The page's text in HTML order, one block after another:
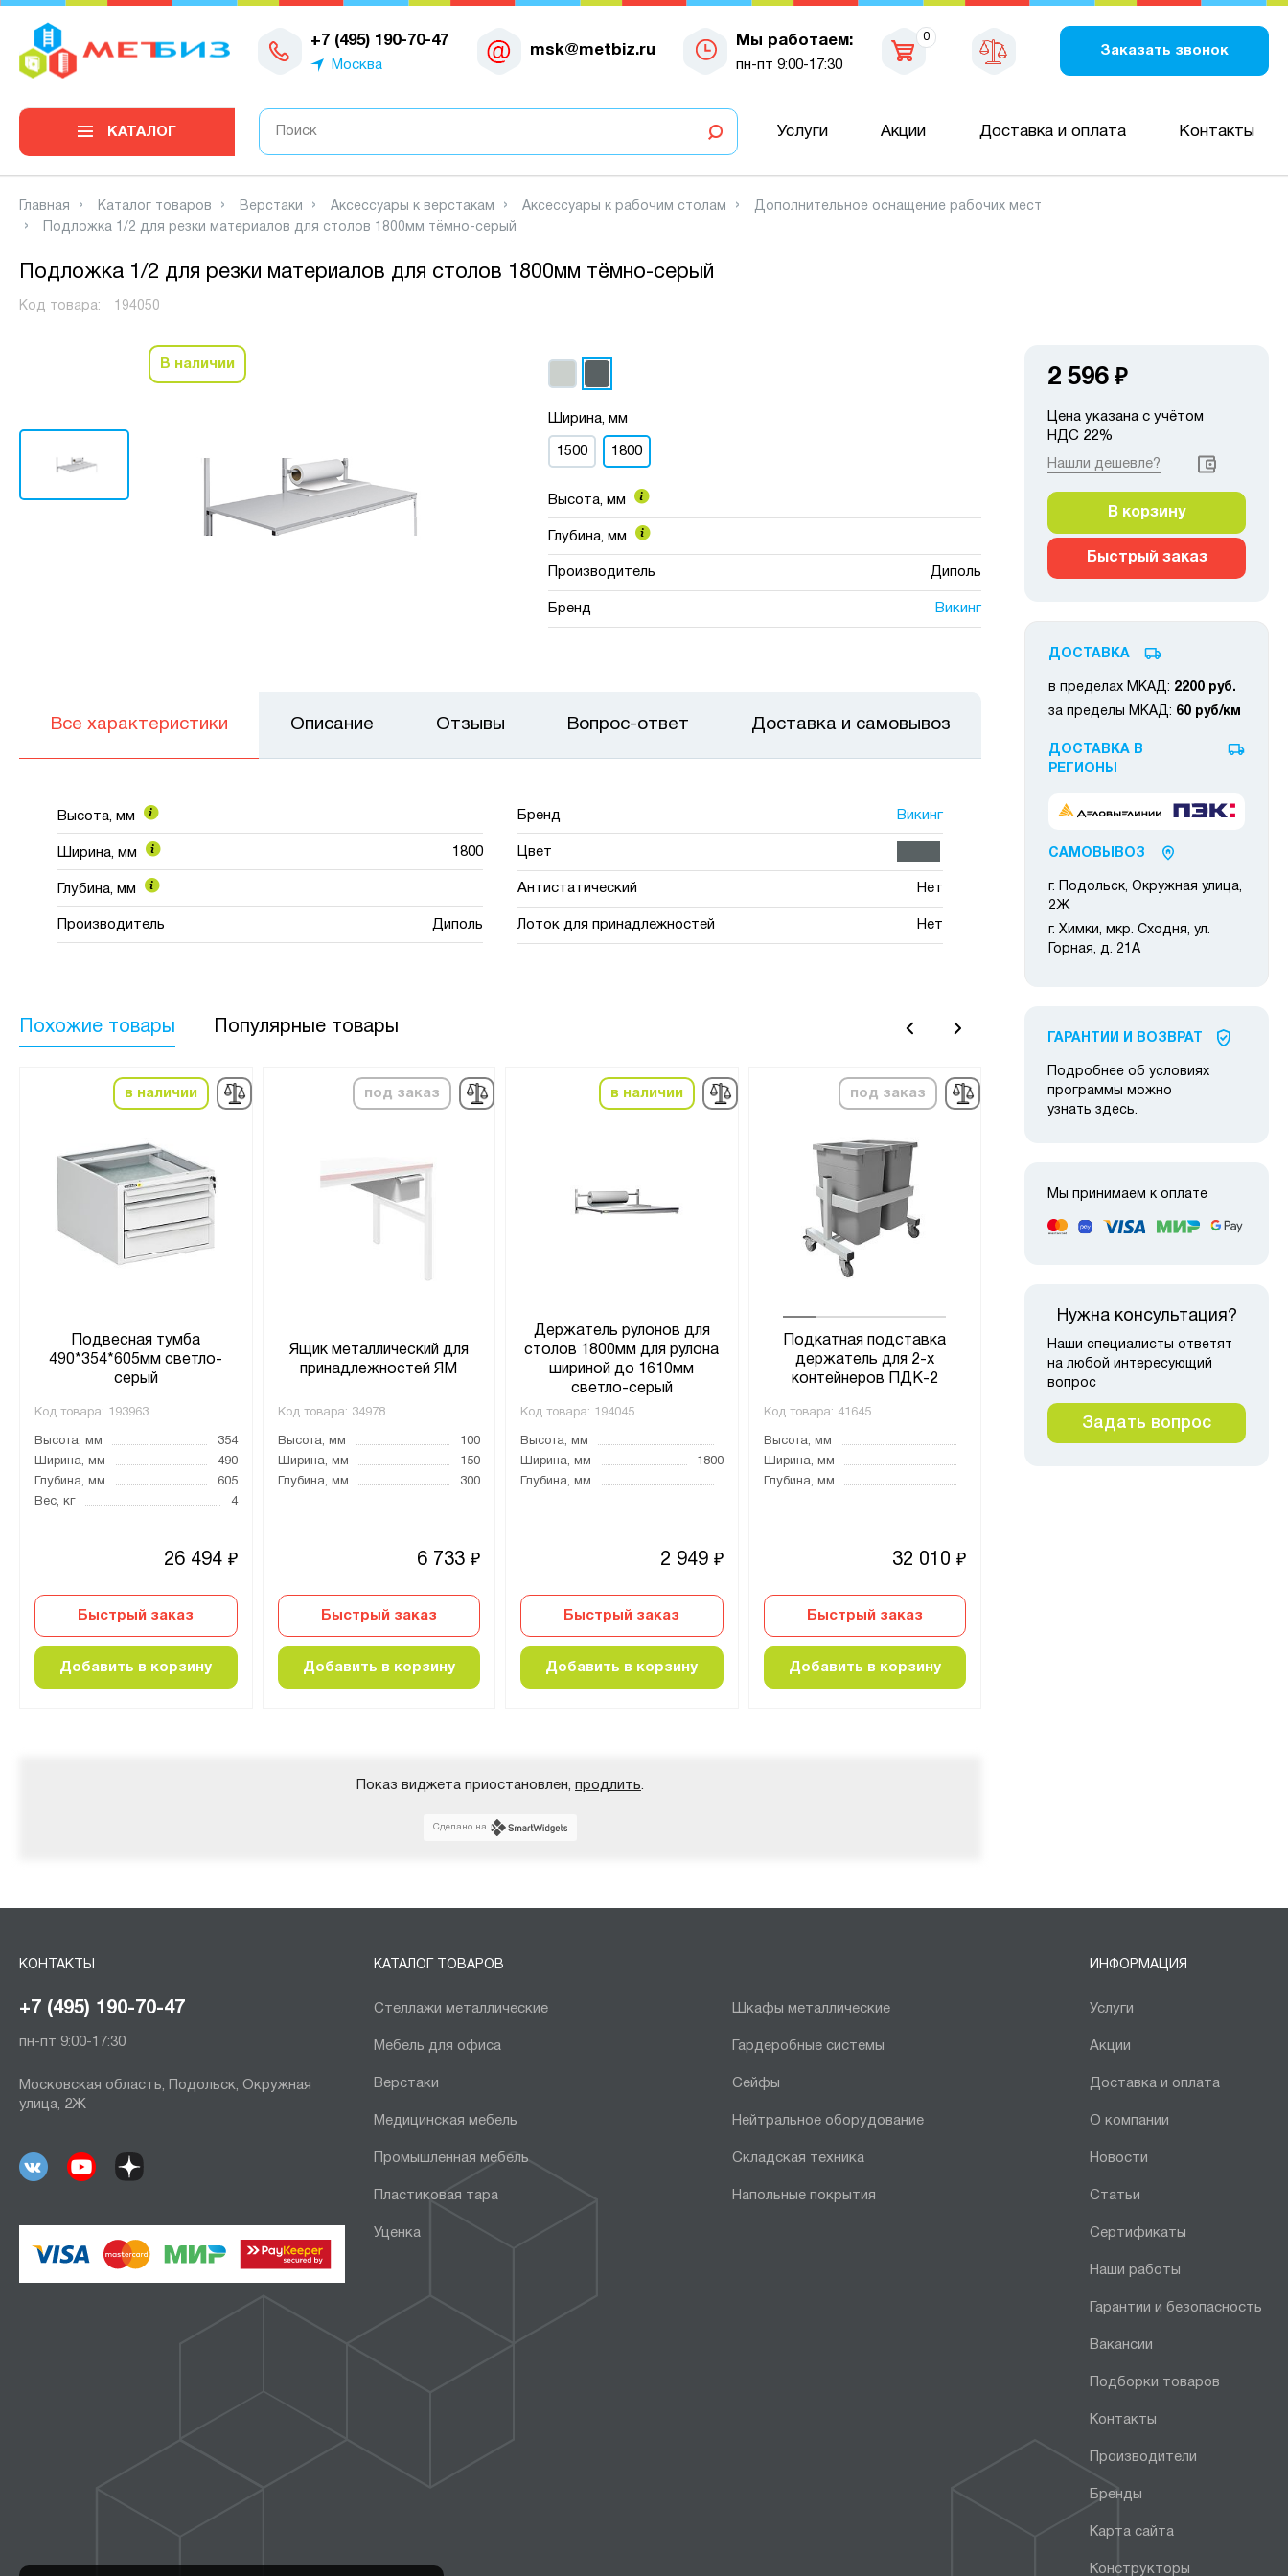
+7 (495) 190-70-47
Москва
msk@metbiz.ru
Мы работаем:
пн-пт 9:00-17:30
0
Заказать звонок
0
КАТАЛОГ Услуги Акции Доставка и оплата Контакты
Главная Каталог товаров Верстаки Аксессуары к верстакам Аксессуары к рабочим столам
Дополнительное оснащение рабочих мест
Подложка 1/2 для резки материалов для столов 1800мм тёмно-серый
Подложка 1/2 для резки материалов для столов 1800мм тёмно-серый
Код товара: 194050
В наличии
Ширина, мм
1500 1800
Высота, мм
Глубина, мм
Производитель Диполь
Бренд Викинг
Все характеристики
Высота, мм
Ширина, мм 1800
Глубина, мм
Производитель Диполь
Бренд Викинг
Цвет
Антистатический Нет
Лоток для принадлежностей Нет
Описание Отзывы Вопрос-ответ Доставка и самовывоз
Похожие товары Популярные товары
в наличии
Подвесная тумба
490*354*605мм светло-
серый
Код товара: 193963
Высота, мм
354
Ширина, мм
490
Глубина, мм
605
Вес, кг
4
26 494 ₽
Быстрый заказ
Добавить в корзину
под заказ
Ящик металлический для
принадлежностей ЯМ
Код товара: 34978
Высота, мм
100
Ширина, мм
150
Глубина, мм
300
6 733 ₽
Быстрый заказ
Добавить в корзину
в наличии
Держатель рулонов для
столов 1800мм для рулона
шириной до 1610мм
светло-серый
Код товара: 194045
Высота, мм
Ширина, мм
1800
Глубина, мм
2 949 ₽
Быстрый заказ
Добавить в корзину
под заказ
Подкатная подставка
держатель для 2-х
контейнеров ПДК-2
Код товара: 41645
Высота, мм
Ширина, мм
Глубина, мм
32 010 ₽
Быстрый заказ
Добавить в корзину
в наличии
Стол рабочий угловой УС-1
Классик светло-серый
Код товара:
Высота, мм
Показ виджета приостановлен, продлить.
Сделано на
2 596 ₽
Цена указана с учётом
НДС 22%
Нашли дешевле?
В корзину
Быстрый заказ
ДОСТАВКА
в пределах МКАД: 2200 руб.
за пределы МКАД: 60 руб/км
ДОСТАВКА В
РЕГИОНЫ
САМОВЫВОЗ
г. Подольск, Окружная улица,
2Ж
г. Химки, мкр. Сходня, ул.
Горная, д. 21А
ГАРАНТИИ И ВОЗВРАТ
Подробнее об условиях
программы можно
узнать здесь.
Мы принимаем к оплате
Нужна консультация?
Наши специалисты ответят
на любой интересующий
вопрос
Задать вопрос
КОНТАКТЫ
+7 (495) 190-70-47
пн-пт 9:00-17:30
Московская область, Подольск, Окружная
улица, 2Ж
КАТАЛОГ ТОВАРОВ
Стеллажи металлические Шкафы металлические
Мебель для офиса Гардеробные системы
Верстаки Сейфы
Медицинская мебель Нейтральное оборудование
Промышленная мебель Складская техника
Пластиковая тара Напольные покрытия
Уценка
ИНФОРМАЦИЯ
Услуги
Акции
Доставка и оплата
О компании
Новости
Статьи
Сертификаты
Наши работы
Гарантии и безопасность
Вакансии
Подборки товаров
Контакты
Производители
Бренды
Карта сайта
Конструкторы